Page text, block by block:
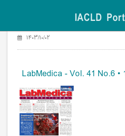
IACLD
۱۴۰۳/۱۰/۰۲
LabMedica - Vol. 41 No.6